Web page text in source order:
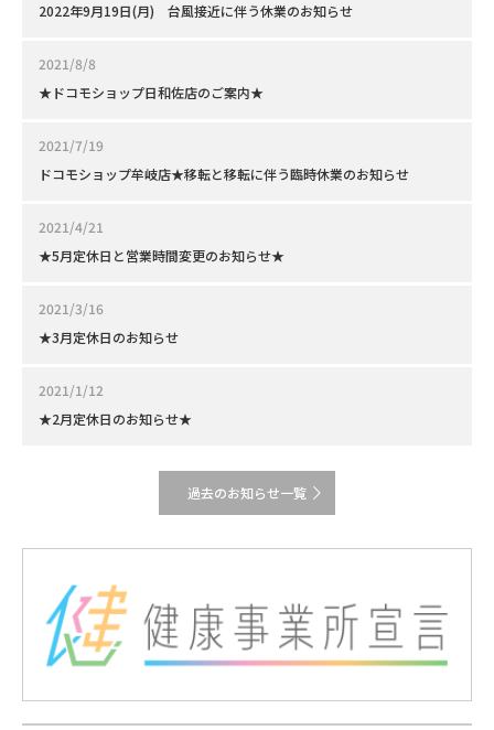
2022年9月19日(月) 台風接近に伴う休業のお知らせ
2021/8/8
★ドコモショップ日和佐店のご案内★
2021/7/19
ドコモショップ牟岐店★移転と移転に伴う臨時休業のお知らせ
2021/4/21
★5月定休日と営業時間変更のお知らせ★
2021/3/16
★3月定休日のお知らせ
2021/1/12
★2月定休日のお知らせ★
過去のお知らせ一覧